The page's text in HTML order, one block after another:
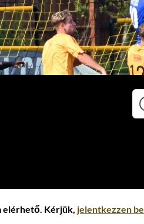
elérhető. Kérjük, jelentkezzen be